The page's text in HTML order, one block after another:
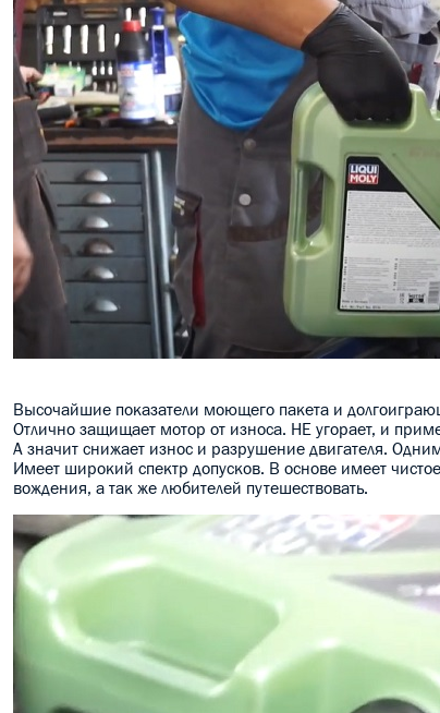
Высочайшие показатели моющего пакета и
Отлично защищает мотор от износа. НЕ угорает, и
А значит снижает износ и разрушение двигателя.
Имеет широкий спектр допусков. В основе имеет
вождения, а так же любителей путешествовать.